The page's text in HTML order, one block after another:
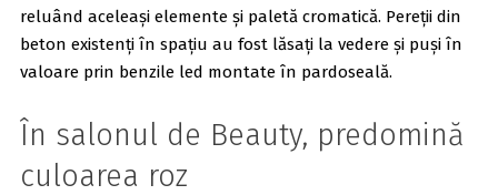
reluând aceleași elemente și paletă cromatică. Pereții din
beton existenți în spațiu au fost lăsați la vedere și puși în
valoare prin benzile led montate în pardoseală.
În salonul de Beauty, predomină
culoarea roz